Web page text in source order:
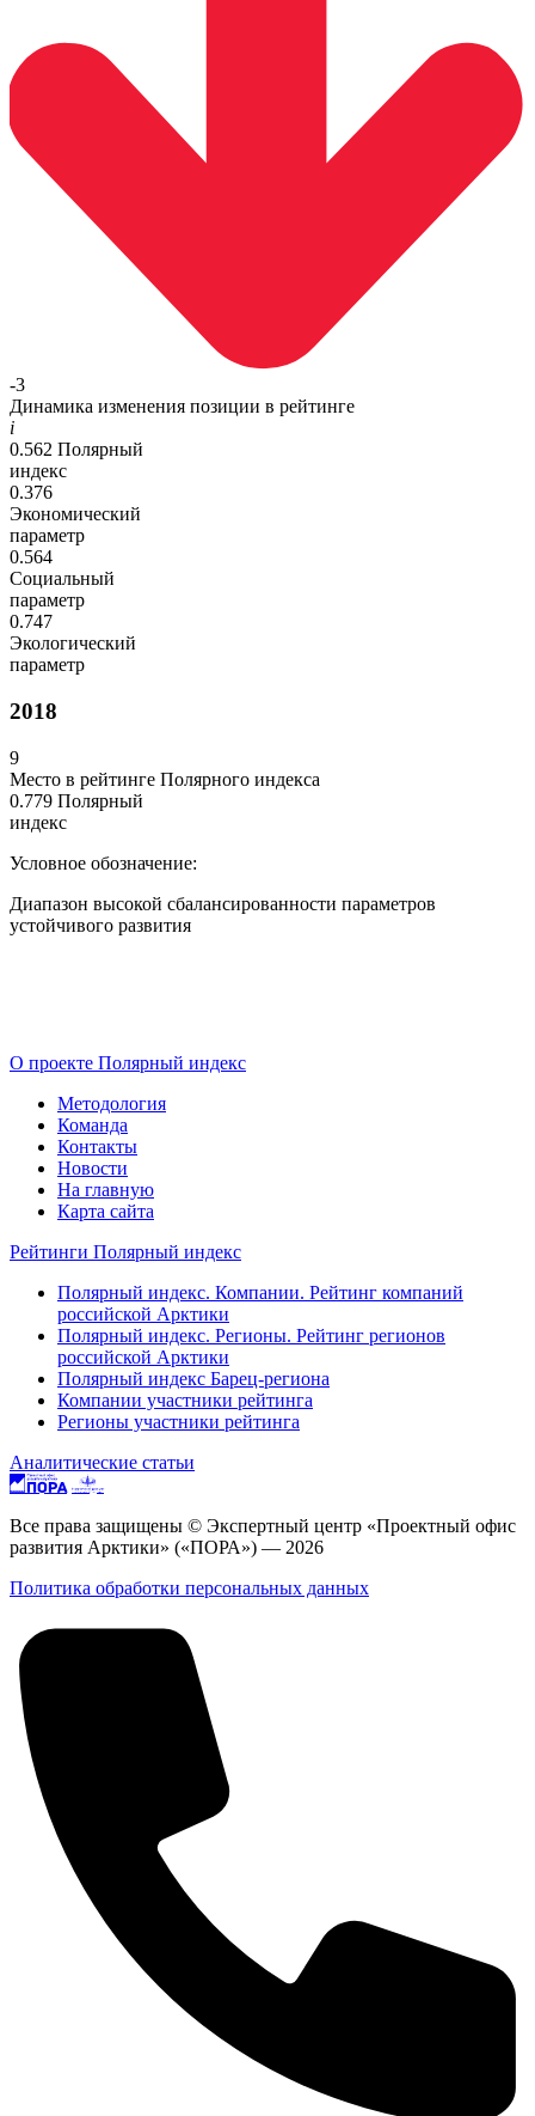
-3
Динамика изменения позиции в рейтинге
i
0.562 Полярный
индекс
0.376
Экономический
параметр
0.564
Социальный
параметр
0.747
Экологический
параметр
2018
9
Место в рейтинге Полярного индекса
0.779 Полярный
индекс
Условное обозначение:
Диапазон высокой сбалансированности параметров
устойчивого развития
О проекте Полярный индекс
Методология
Команда
Контакты
Новости
На главную
Карта сайта
Рейтинги Полярный индекс
Полярный индекс. Компании. Рейтинг компаний
российской Арктики
Полярный индекс. Регионы. Рейтинг регионов
российской Арктики
Полярный индекс Барец-региона
Компании участники рейтинга
Регионы участники рейтинга
Аналитические статьи
Все права защищены © Экспертный центр «Проектный офис
развития Арктики» («ПОРА») — 2026
Политика обработки персональных данных